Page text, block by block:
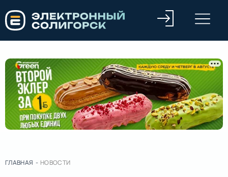
ГЛАВНАЯ - НОВОСТИ